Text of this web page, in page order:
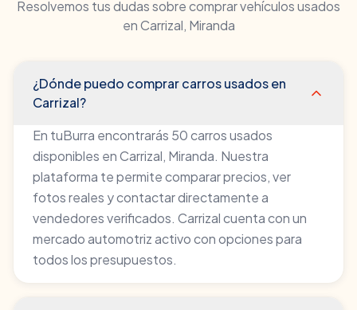
Resolvemos tus dudas sobre comprar vehículos usados
enCarrizal, Miranda
¿Dónde puedo comprar carros usados en
Carrizal?
En tuBurra encontrarás 50 carros usados
disponibles en Carrizal, Miranda. Nuestra
plataforma te permite comparar precios, ver
fotos reales y contactar directamente a
vendedores verificados. Carrizal cuenta con un
mercado automotriz activo con opciones para
todos los presupuestos.